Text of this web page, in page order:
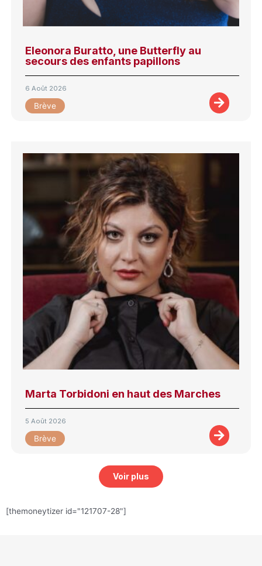
Eleonora Buratto, une Butterfly au
secours des enfants papillons
6 Août 2026
Brève
Marta Torbidoni en haut des Marches
5 Août 2026
Brève
Voir plus
[themoneytizer id="121707-28"]